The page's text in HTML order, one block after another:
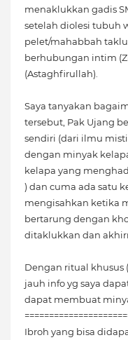
menaklukkan gadis
setelah diolesi tubuh
pelet/mahabbah
berhubungan intim
(Astaghfirullah).
Saya tanyakan
tersebut, Pak Ujang
sendiri (dari ilmu
dengan minyak
kelapa yang
) dan cuma ada satu
mengisahkan ketika
bertarung dengan
ditaklukkan dan
Dengan ritual khusus
jauh info yg saya
dapat membuat
Ibroh yang bisa